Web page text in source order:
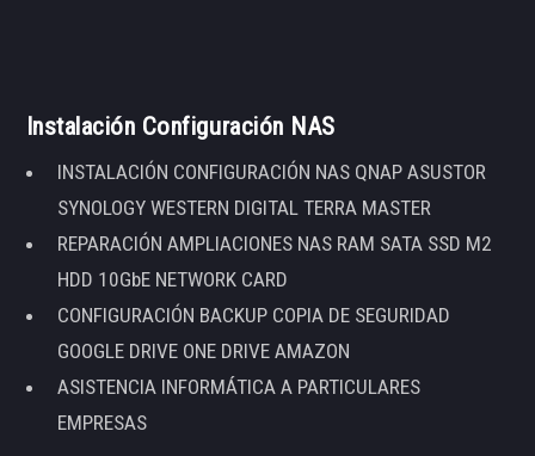
Instalación Configuración NAS
INSTALACIÓN CONFIGURACIÓN NAS QNAP ASUSTOR
SYNOLOGY WESTERN DIGITAL TERRA MASTER
REPARACIÓN AMPLIACIONES NAS RAM SATA SSD M2
HDD 10GbE NETWORK CARD
CONFIGURACIÓN BACKUP COPIA DE SEGURIDAD
GOOGLE DRIVE ONE DRIVE AMAZON
ASISTENCIA INFORMÁTICA A PARTICULARES
EMPRESAS